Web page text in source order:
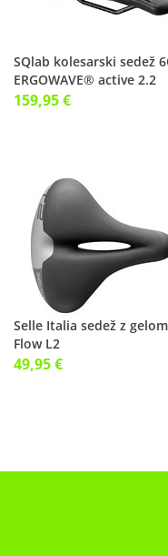
SQlab kolesarski sedež
ERGOWAVE® active 2.2
krajši
159,95 €
Selle Italia sedež z
Flow L2
49,95 €